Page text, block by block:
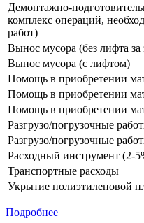
Демонтажно-
комплекс операций,
работ)
Вынос мусора (без лифта за
Вынос мусора (с лифтом)
Помощь в приобретении
Помощь в приобретении
Помощь в приобретении
Разгрузо/погрузочные
Разгрузо/погрузочные
Расходный инструмент (2-
Транспортные расходы
Укрытие полиэтиленовой
Подробнее